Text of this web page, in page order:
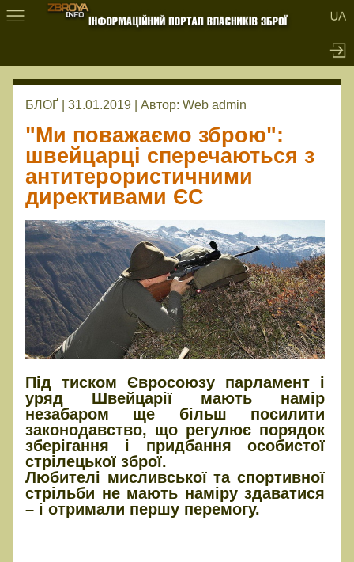
БЛОҐ | 31.01.2019 | Автор: Web admin
"Ми поважаємо зброю":
швейцарці сперечаються з
антитерористичними
директивами ЄС
Під тиском Євросоюзу парламент і
уряд Швейцарії мають намір
незабаром ще більш посилити
законодавство, що регулює порядок
зберігання і придбання особистої
стрілецької зброї.
Любителі мисливської та спортивної
стрільби не мають наміру здаватися
– і отримали першу перемогу.